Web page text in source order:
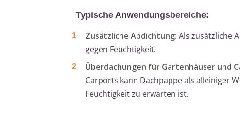
Typische Anwendungsbereiche:
Zusätzliche Abdichtung: Als zusätzliche
gegen Feuchtigkeit.
Überdachungen für Gartenhäuser und
Carports kann Dachpappe als alleiniger
Feuchtigkeit zu erwarten ist.